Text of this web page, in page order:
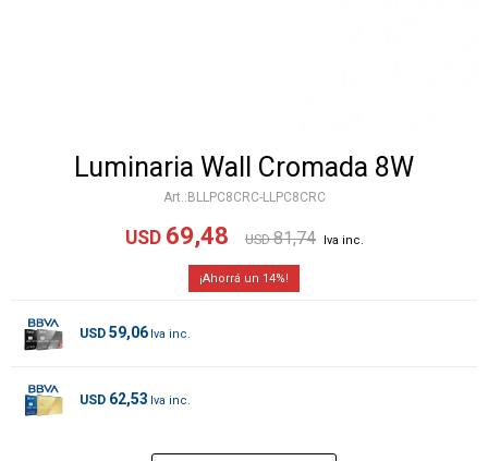
Luminaria Wall Cromada 8W
BLLPC8CRC-LLPC8CRC
USD 69,48 USD 81,74
14
USD 59,06
USD 62,53